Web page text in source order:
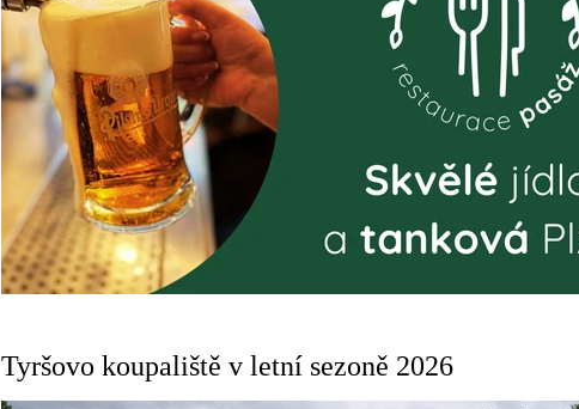
Tyršovo koupaliště v letní sezoně 2026